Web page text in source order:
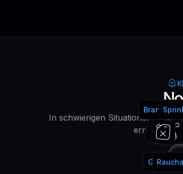
In schwierigen Situationen sind
erreichbar -